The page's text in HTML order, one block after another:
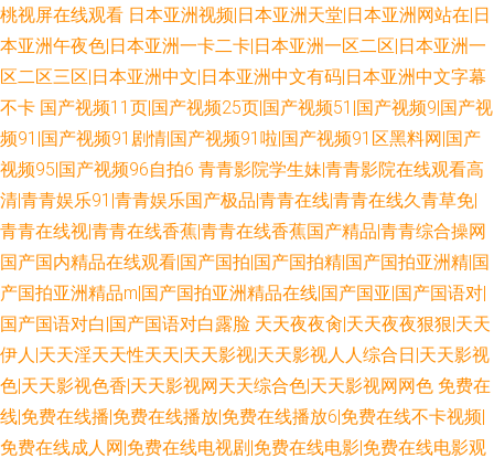
桃视屏在线观看 日本亚洲视频|日本亚洲天堂|日本亚洲网站在|日
本亚洲午夜色|日本亚洲一卡二卡|日本亚洲一区二区|日本亚洲一
区二区三区|日本亚洲中文|日本亚洲中文有码|日本亚洲中文字幕
不卡 国产视频11页|国产视频25页|国产视频51|国产视频9|国产视
频91|国产视频91剧情|国产视频91啦|国产视频91区黑料网|国产
视频95|国产视频96自拍6 青青影院学生妹|青青影院在线观看高
清|青青娱乐91|青青娱乐国产极品|青青在线|青青在线久青草免|
青青在线视|青青在线香蕉|青青在线香蕉国产精品|青青综合操网
国产国内精品在线观看|国产国拍|国产国拍精|国产国拍亚洲精|国
产国拍亚洲精品m|国产国拍亚洲精品在线|国产国亚|国产国语对|
国产国语对白|国产国语对白露脸 天天夜夜肏|天天夜夜狠狠|天天
伊人|天天淫天天性天天|天天影视|天天影视人人综合日|天天影视
色|天天影视色香|天天影视网天天综合色|天天影视网网色 免费在
线|免费在线播|免费在线播放|免费在线播放6|免费在线不卡视频|
免费在线成人网|免费在线电视剧|免费在线电影|免费在线电影观